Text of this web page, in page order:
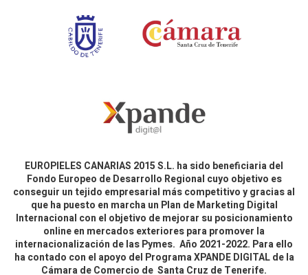
EUROPIELES CANARIAS 2015 S.L. ha sido beneficiaria del
Fondo Europeo de Desarrollo Regional cuyo objetivo es
conseguir un tejido empresarial más competitivo y gracias al
que ha puesto en marcha un Plan de Marketing Digital
Internacional con el objetivo de mejorar su posicionamiento
online en mercados exteriores para promover la
internacionalización de las Pymes. Año 2021-2022. Para ello
ha contado con el apoyo del Programa XPANDE DIGITAL de la
Cámara de Comercio de Santa Cruz de Tenerife.